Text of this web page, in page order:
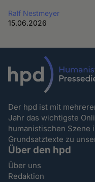
Ralf Nestmeyer
15.06.2026
Der hpd ist mit
Jahr das wichtigste
humanistischen Szene
Grundsatztexte zu
Über den hpd
Über uns
Redaktion